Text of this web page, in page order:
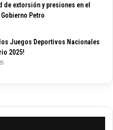
de extorsión y presiones en el
Petro
Juegos Deportivos Nacionales
2025!